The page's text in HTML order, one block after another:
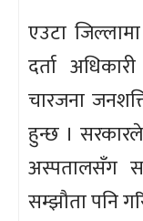
एउटा
दर्ता
चारजना
हुन्छ ।
अस्पतालसँग
सम्झौता पनि